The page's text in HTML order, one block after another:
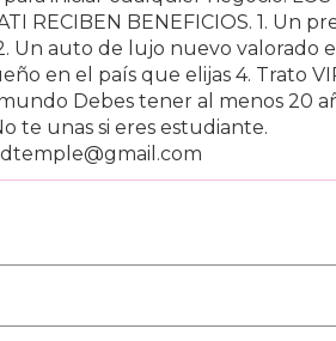
RECIBEN BENEFICIOS. 1. Un
Un auto de lujo nuevo valorado
en el país que elijas 4. Trato
Debes tener al menos 20
te unas si eres estudiante.